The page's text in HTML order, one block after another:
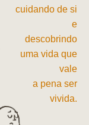
cuidando de si
e
descobrindo
uma vida que
vale
a pena ser
vivida.